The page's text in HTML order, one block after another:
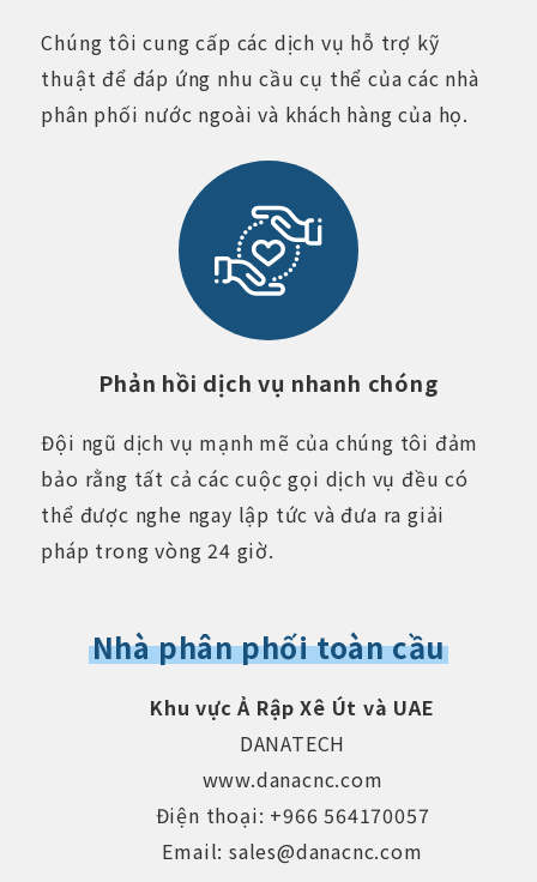
Chúng tôi cung cấp các dịch vụ hỗ trợ kỹ
thuật để đáp ứng nhu cầu cụ thể của các nhà
phân phối nước ngoài và khách hàng của họ.
Phản hồi dịch vụ nhanh chóng
Đội ngũ dịch vụ mạnh mẽ của chúng tôi đảm
bảo rằng tất cả các cuộc gọi dịch vụ đều có
thể được nghe ngay lập tức và đưa ra giải
pháp trong vòng 24 giờ.
Nhà phân phối toàn cầu
Khu vực Ả Rập Xê Út và UAE
DANATECH
www.danacnc.com
Điện thoại: +966 564170057
Email: sales@danacnc.com